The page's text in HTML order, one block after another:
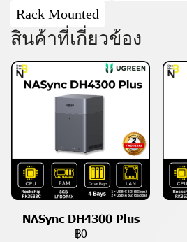
Rack Mounted
สินค้าที่เกี่ยวข้อง
NASync DH4300 Plus
฿0